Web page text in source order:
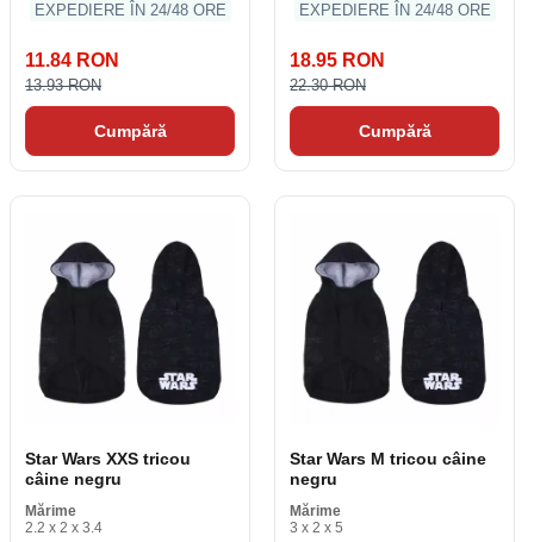
EXPEDIERE ÎN 24/48 ORE
11.84 RON
13.93 RON
Cumpără
EXPEDIERE ÎN 24/48 ORE
18.95 RON
22.30 RON
Cumpără
Star Wars XXS tricou
câine negru
Mărime
2.2 x 2 x 3.4
Star Wars M tricou câine
negru
Mărime
3 x 2 x 5